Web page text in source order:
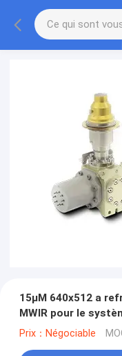
15μM 640x512 a
MWIR pour le
Prix：Négociable